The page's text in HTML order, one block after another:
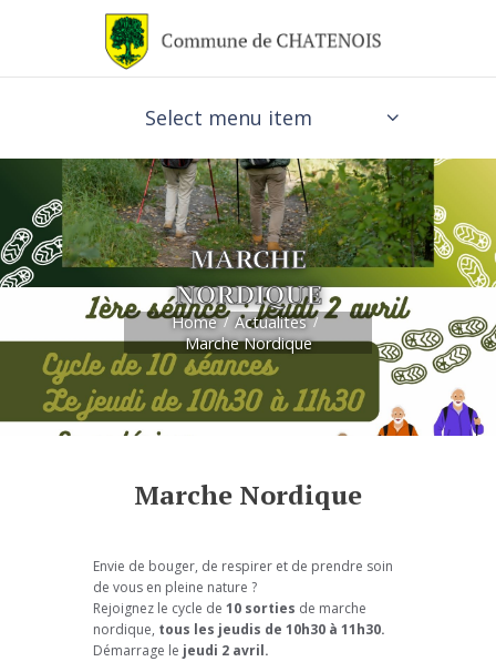
Select menu item
MARCHE
NORDIQUE
Home
Actualites
Marche Nordique
Marche Nordique
Envie de bouger, de respirer et de prendre soin
de vous en pleine nature ?
Rejoignez le cycle de 10 sorties de marche
nordique, tous les jeudis de 10h30 à 11h30.
Démarrage le jeudi 2 avril.